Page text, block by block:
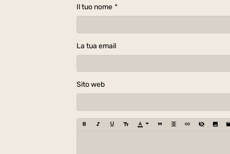
Il tuo nome
La tua email
Sito web